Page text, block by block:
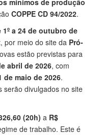
mínimos de produção
COPPE CD 94/2022.
a 24 de outubro de
por meio do site da Pró-
estão previstas para
abril de 2026, com
de maio de 2026.
serão divulgados no site
(20h) a R$
de trabalho. Este é